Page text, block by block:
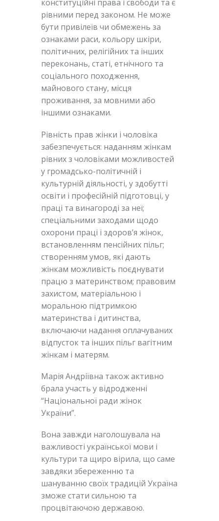
конституційні права і свободи та є
рівними перед законом. Не може
бути привілеїв чи обмежень за
ознаками раси, кольору шкіри,
політичних, релігійних та інших
переконань, статі, етнічного та
соціального походження,
майнового стану, місця
проживання, за мовними або
іншими ознаками.
Рівність прав жінки і чоловіка
забезпечується: наданням жінкам
рівних з чоловіками можливостей
у громадсько-політичній і
культурній діяльності, у здобутті
освіти і професійній підготовці, у
праці та винагороді за неї;
спеціальними заходами щодо
охорони праці і здоров’я жінок,
встановленням пенсійних пільг;
створенням умов, які дають
жінкам можливість поєднувати
працю з материнством; правовим
захистом, матеріальною і
моральною підтримкою
материнства і дитинства,
включаючи надання оплачуваних
відпусток та інших пільг вагітним
жінкам і матерям.
Марія Андріївна також активно
брала участь у відродженні
“Національної ради жінок
України”.
Вона завжди наголошувала на
важливості української мови і
культури та щиро вірила, що саме
завдяки збереженню та
шануванню своїх традицій Україна
зможе стати сильною та
процвітаючою державою.